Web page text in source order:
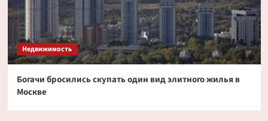
Недвижимость
Богачи бросились скупать один вид элитного жилья в
Москве